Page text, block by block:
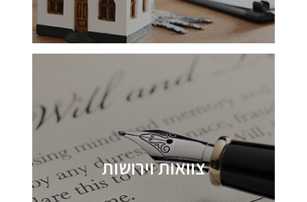
צוואות וירושות